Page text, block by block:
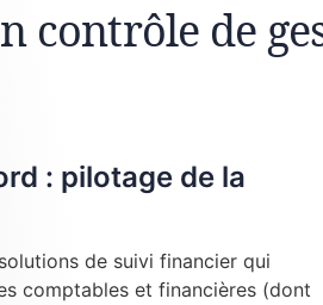
contrôle de
: pilotage de la
de suivi financier qui
comptables et financières (dont